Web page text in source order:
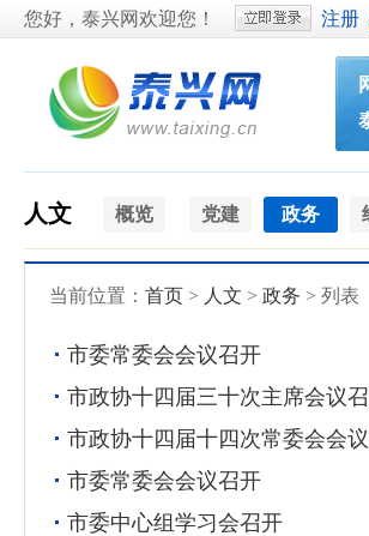
您好，泰兴网欢迎您！ 注册
人文 概览 党建 政务
当前位置： 首页 > 人文 > 政务 > 列表
市委常委会会议召开
市政协十四届三十次主席会议
市政协十四届十四次常委会会
市委常委会会议召开
市委中心组学习会召开